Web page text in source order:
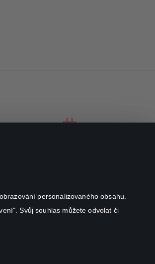
personalizovaného obsahu.
Svůj souhlas můžete odvolat či
instagram
S. à r.l. se sídlem Rue Albert Borschette 4,